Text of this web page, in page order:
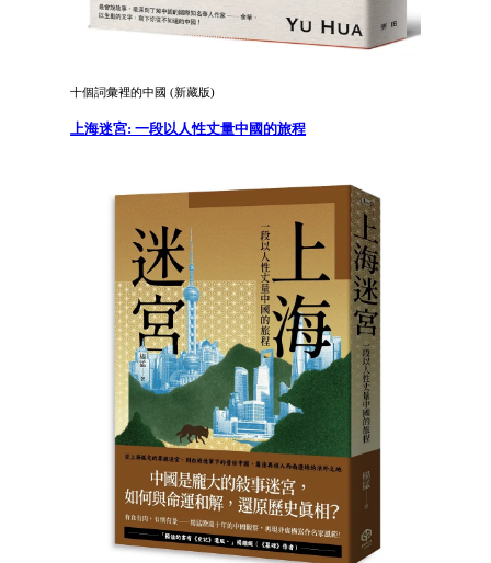
十個詞彙裡的中國 (新藏版)
上海迷宮: 一段以人性丈量中國的旅程